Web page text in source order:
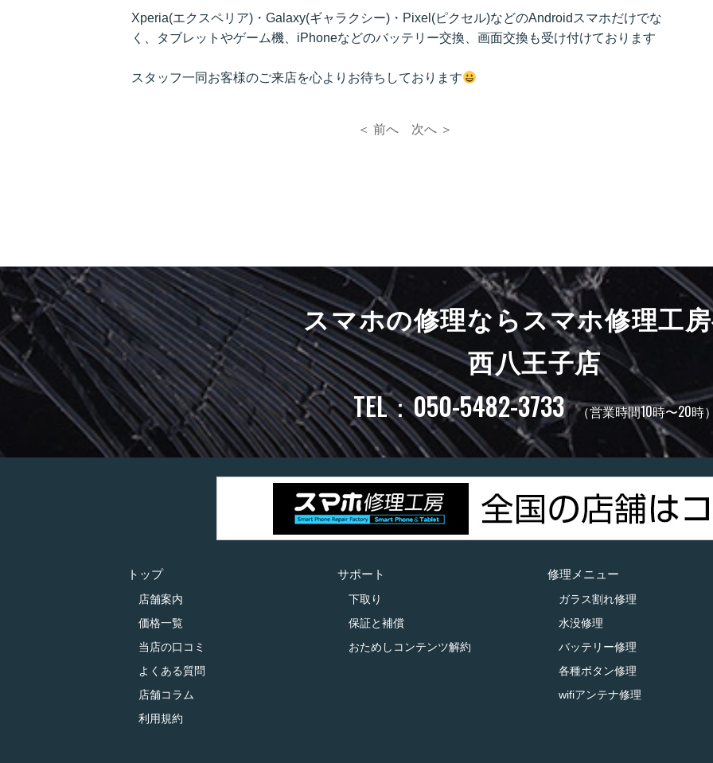
Xperia(エクスペリア)・Galaxy(ギャラクシー)・Pixel(ピクセル)などのAndroidスマホだけでな
く、タブレットやゲーム機、iPhoneなどのバッテリー交換、画面交換も受け付けております
スタッフ一同お客様のご来店を心よりお待ちしております
＜ 前へ 次へ ＞
スマホの修理ならスマホ修理工
西八王子店
TEL：050-5482-3733 （営業時間10時〜20時
トップ
店舗案内
価格一覧
当店の口コミ
よくある質問
店舗コラム
利用規約
サポート
下取り
保証と補償
おためしコンテンツ解約
修理メニュー
ガラス割れ修理
水没修理
バッテリー修理
各種ボタン修理
wifiアンテナ修理